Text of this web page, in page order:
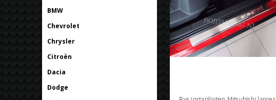
BMW
Chevrolet
Chrysler
Citroën
Dacia
Dodge